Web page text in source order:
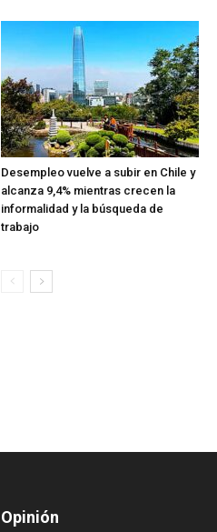
Desempleo vuelve a subir en Chile y
alcanza 9,4% mientras crecen la
informalidad y la búsqueda de
trabajo
Opinión